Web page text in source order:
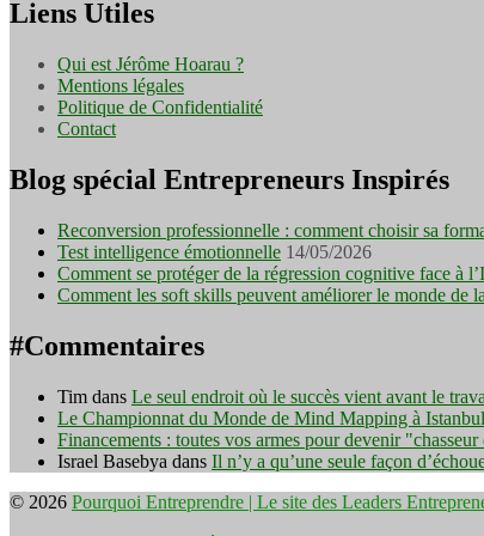
Liens Utiles
Qui est Jérôme Hoarau ?
Mentions légales
Politique de Confidentialité
Contact
Blog spécial Entrepreneurs Inspirés
Reconversion professionnelle : comment choisir sa
Test intelligence émotionnelle 14/05/2026
Comment se protéger de la régression cognitive face à
Comment les soft skills peuvent améliorer le monde de
#Commentaires
Tim dans Le seul endroit où le succès vient avant le
Le Championnat du Monde de Mind Mapping à
Financements : toutes vos armes pour devenir
Israel Basebya dans Il n’y a qu’une seule façon
© 2026 Pourquoi Entreprendre | Le site des Leaders